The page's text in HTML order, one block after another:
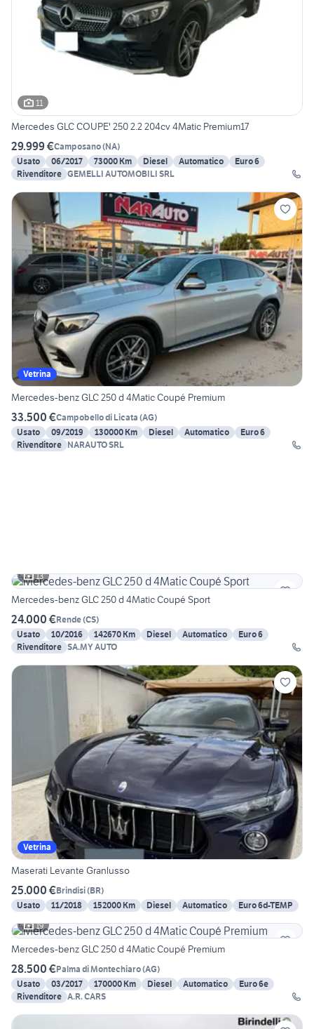
11
Mercedes GLC COUPE' 250 2.2 204cv 4Matic Premium17
29.999 €Camposano(NA)
Usato
06/2017 73000 Km Diesel Automatico
Euro 6
Rivenditore GEMELLI AUTOMOBILI SRL
Vetrina
Mercedes-benz GLC 250 d 4Matic Coupé Premium
33.500 €Campobello di Licata (AG)
Usato
09/2019 130000 Km Diesel Automatico
Euro 6
Rivenditore NARAUTO SRL
13
Mercedes-benz GLC 250 d 4Matic Coupé Sport
24.000 €Rende(CS)
Usato
10/2016 142670 Km Diesel Automatico
Euro 6
Rivenditore SA.MY AUTO
Vetrina
Maserati Levante Granlusso
25.000 €Brindisi(BR)
Usato
11/2018 152000 Km Diesel Automatico
Euro 6d-TEMP
19
Mercedes-benz GLC 250 d 4Matic Coupé Premium
28.500 €Palma di Montechiaro(AG)
Usato
03/2017 170000 Km Diesel Automatico
Euro 6e
Rivenditore A.R. CARS